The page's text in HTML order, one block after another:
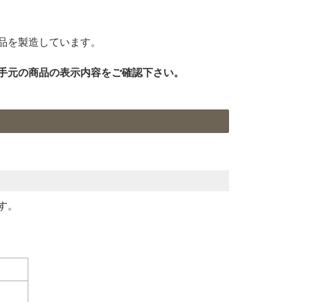
ライバシーポリシーを確認しました。
製造しています。
の商品の表示内容をご確認下さい。